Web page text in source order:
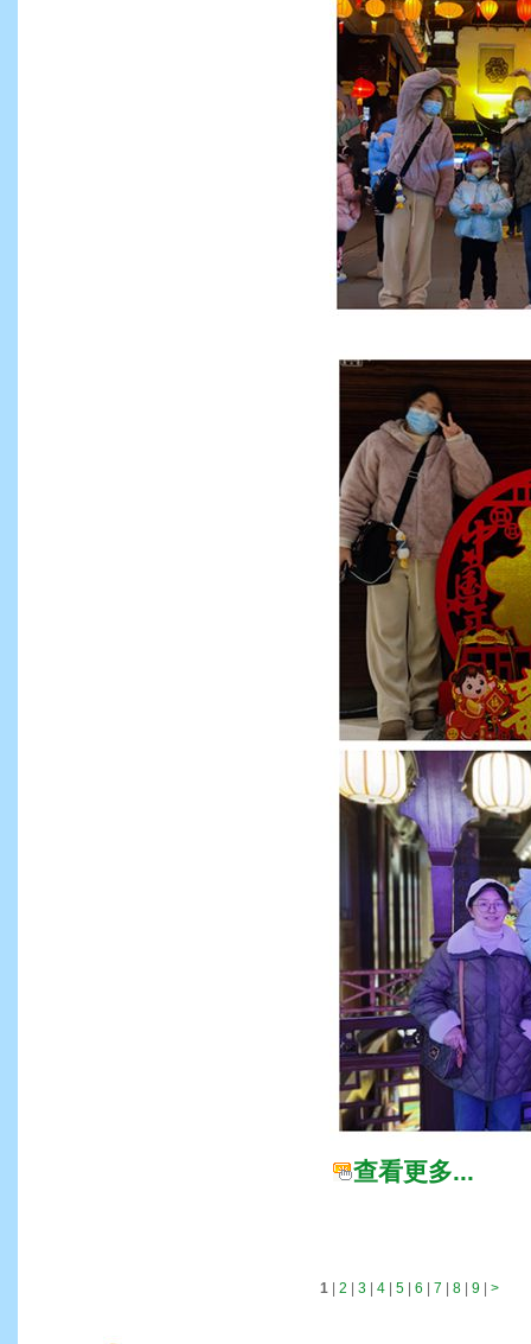
查看更多...
1 |2 |3 |4 |5 |6 |7 |8 |9 |>